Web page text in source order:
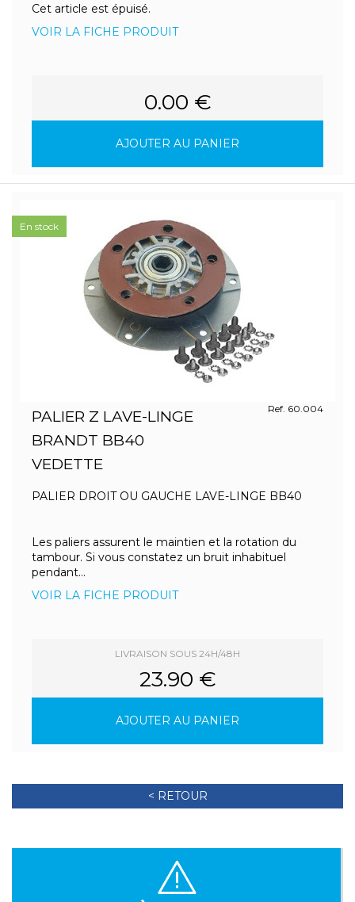
Cet article est épuisé.
VOIR LA FICHE PRODUIT
0.00 €
AJOUTER AU PANIER
PALIER Z LAVE-LINGE
BRANDT BB40
VEDETTE
Ref. 60.004
PALIER DROIT OU GAUCHE LAVE-LINGE BB40
Les paliers assurent le maintien et la rotation du
tambour. Si vous constatez un bruit inhabituel
pendant...
VOIR LA FICHE PRODUIT
LIVRAISON SOUS 24H/48H
23.90 €
AJOUTER AU PANIER
En stock
< RETOUR